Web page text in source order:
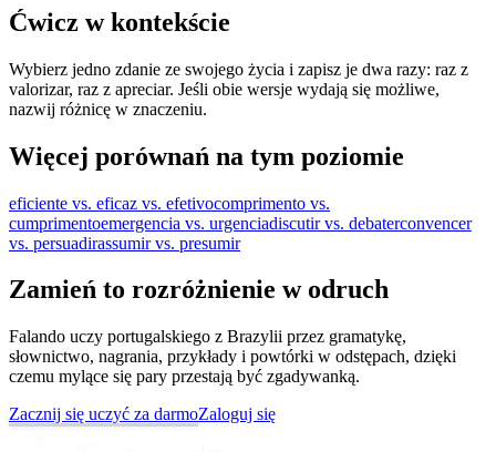
Ćwicz w kontekście
Wybierz jedno zdanie ze swojego życia i zapisz je dwa razy: raz z
valorizar, raz z apreciar. Jeśli obie wersje wydają się możliwe,
nazwij różnicę w znaczeniu.
Więcej porównań na tym poziomie
eficiente vs. eficaz vs. efetivocomprimento vs.
cumprimentoemergencia vs. urgenciadiscutir vs. debaterconvencer
vs. persuadirassumir vs. presumir
Zamień to rozróżnienie w odruch
Falando uczy portugalskiego z Brazylii przez gramatykę,
słownictwo, nagrania, przykłady i powtórki w odstępach, dzięki
czemu mylące się pary przestają być zgadywanką.
Zacznij się uczyć za darmoZaloguj się